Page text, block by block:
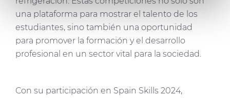
de cookies.
Las cookies de este sitio web se usan para personalizar
el contenido y los anuncios, ofrecer funciones de redes
sociales y analizar el tráfico. Además, compartimos
web, quienes pueden combinarla con otra información
una plataforma para mostrar el talento de los
estudiantes, sino también una oportunidad
para promover la formación y el desarrollo
profesional en un sector vital para la sociedad.
Con su participación en Spain Skills 2024,